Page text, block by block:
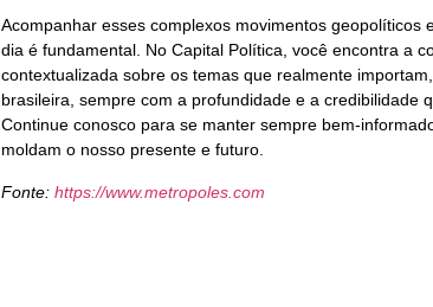
Acompanhar esses complexos movimentos geopolíticos
dia é fundamental. No Capital Política, você encontra a
contextualizada sobre os temas que realmente
brasileira, sempre com a profundidade e a credibilidade
Continue conosco para se manter sempre bem-
moldam o nosso presente e futuro.
Fonte: https://www.metropoles.com